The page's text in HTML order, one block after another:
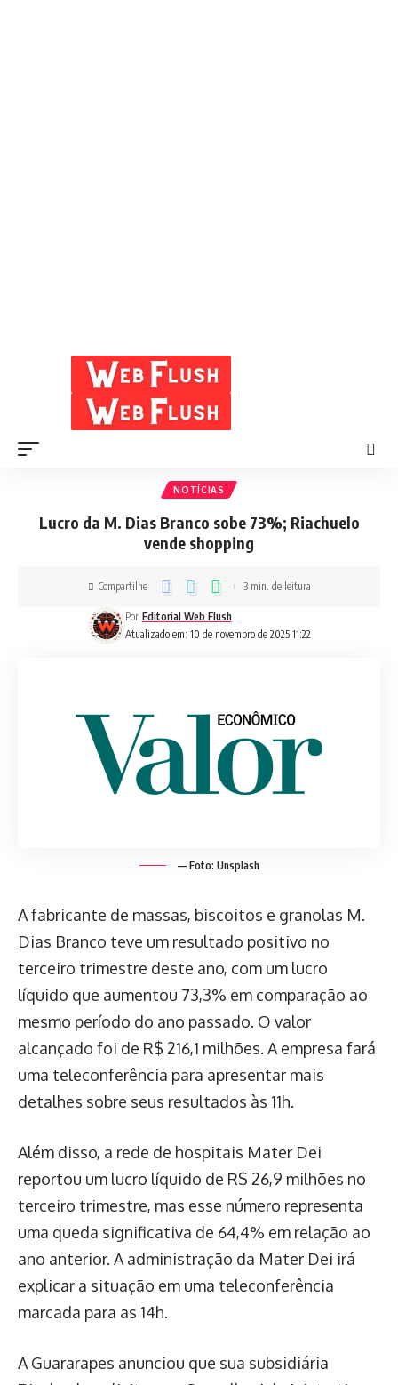
NOTÍCIAS
Lucro da M. Dias Branco sobe 73%; Riachuelo
vende shopping
Atualizado em: 10 de novembro de 2025 11:22
Por Editorial Web Flush
Compartilhe 3 min. de leitura
— Foto: Unsplash
A fabricante de massas, biscoitos e granolas M.
Dias Branco teve um resultado positivo no
terceiro trimestre deste ano, com um lucro
líquido que aumentou 73,3% em comparação ao
mesmo período do ano passado. O valor
alcançado foi de R$ 216,1 milhões. A empresa fará
uma teleconferência para apresentar mais
detalhes sobre seus resultados às 11h.
Além disso, a rede de hospitais Mater Dei
reportou um lucro líquido de R$ 26,9 milhões no
terceiro trimestre, mas esse número representa
uma queda significativa de 64,4% em relação ao
ano anterior. A administração da Mater Dei irá
explicar a situação em uma teleconferência
marcada para as 14h.
A Guararapes anunciou que sua subsidiária